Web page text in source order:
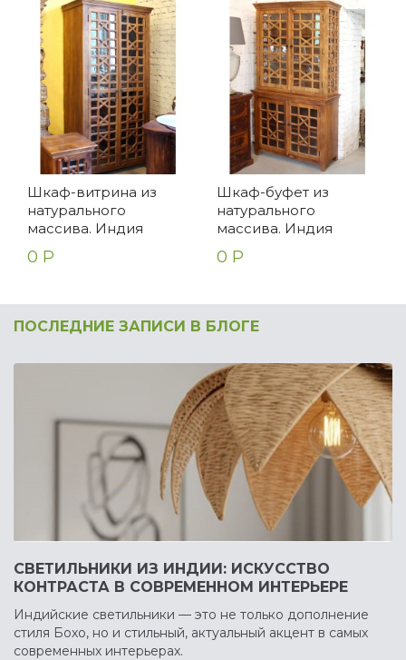
Шкаф-витрина из
натурального
массива. Индия
0 Р
Шкаф-буфет из
натурального
массива. Индия
0 Р
ПОСЛЕДНИЕ ЗАПИСИ В БЛОГЕ
СВЕТИЛЬНИКИ ИЗ ИНДИИ: ИСКУССТВО
КОНТРАСТА В СОВРЕМЕННОМ ИНТЕРЬЕРЕ
Индийские светильники — это не только дополнение
стиля Бохо, но и стильный, актуальный акцент в самых
современных интерьерах.